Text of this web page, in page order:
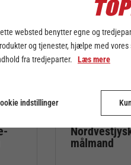
målmand
websted benytter egne og
og tjenester, hjælpe med
fra tredjeparter. Læs mere
indstillinger